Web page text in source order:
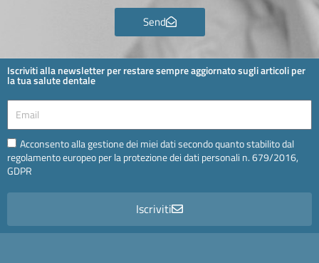
Send
Iscriviti alla newsletter per restare sempre aggiornato sugli articoli per
la tua salute dentale
Email
Email
Acconsento alla gestione dei miei dati secondo quanto stabilito dal
regolamento europeo per la protezione dei dati personali n. 679/2016,
GDPR
Iscriviti